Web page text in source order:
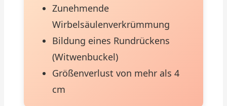
Zunehmende
Wirbelsäulenverkrümmung
Bildung eines Rundrückens
(Witwenbuckel)
Größenverlust von mehr als 4
cm